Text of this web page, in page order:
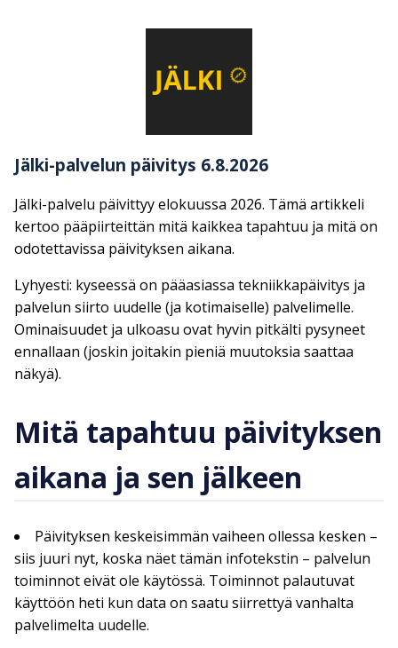
Jälki-palvelun päivitys 6.8.2026
Jälki-palvelu päivittyy elokuussa 2026. Tämä artikkeli
kertoo pääpiirteittän mitä kaikkea tapahtuu ja mitä on
odotettavissa päivityksen aikana.
Lyhyesti: kyseessä on pääasiassa tekniikkapäivitys ja
palvelun siirto uudelle (ja kotimaiselle) palvelimelle.
Ominaisuudet ja ulkoasu ovat hyvin pitkälti pysyneet
ennallaan (joskin joitakin pieniä muutoksia saattaa
näkyä).
Mitä tapahtuu päivityksen
aikana ja sen jälkeen
Päivityksen keskeisimmän vaiheen ollessa kesken –
siis juuri nyt, koska näet tämän infotekstin – palvelun
toiminnot eivät ole käytössä. Toiminnot palautuvat
käyttöön heti kun data on saatu siirrettyä vanhalta
palvelimelta uudelle.